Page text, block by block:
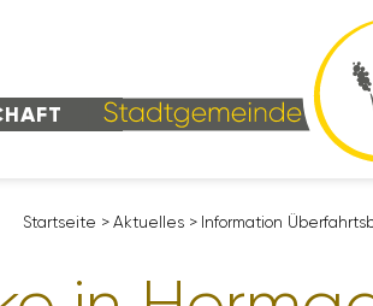
Start­seite > Aktu­elles > Infor­ma­tion